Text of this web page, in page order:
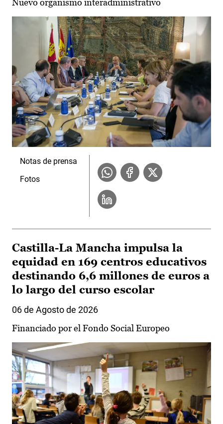
Nuevo organismo interadministrativo
Notas de prensa
Fotos
Castilla-La Mancha impulsa la
equidad en 169 centros educativos
destinando 6,6 millones de euros a
lo largo del curso escolar
06 de Agosto de 2026
Financiado por el Fondo Social Europeo